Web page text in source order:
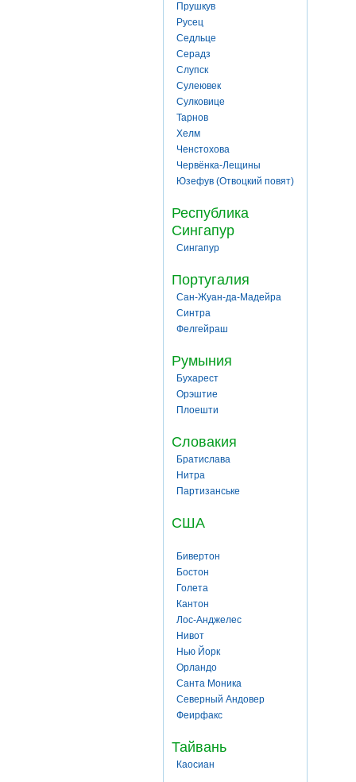
Прушкув
Русец
Седльце
Серадз
Слупск
Сулеювек
Сулковице
Тарнов
Хелм
Ченстохова
Червёнка-Лещины
Юзефув (Отвоцкий повят)
Республика
Сингапур
Сингапур
Португалия
Сан-Жуан-да-Мадейра
Синтра
Фелгейраш
Румыния
Бухарест
Орэштие
Плоешти
Словакия
Братислава
Нитра
Партизанське
США
Бивертон
Бостон
Голета
Кантон
Лос-Анджелес
Нивот
Нью Йорк
Орландо
Санта Моника
Северный Андовер
Феирфакс
Тайвань
Каосиан